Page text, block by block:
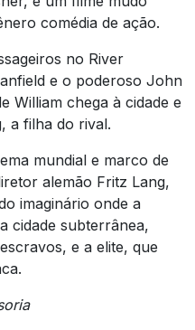
comédia de ação.
no River
e o poderoso John
William chega à cidade e
a filha do rival.
mundial e marco de
alemão Fritz Lang,
imaginário onde a
cidade subterrânea,
e a elite, que